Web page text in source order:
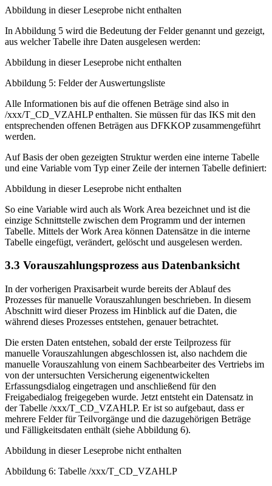
Abbildung in dieser Leseprobe nicht enthalten
In Abbildung 5 wird die Bedeutung der Felder genannt und gezeigt,
aus welcher Tabelle ihre Daten ausgelesen werden:
Abbildung in dieser Leseprobe nicht enthalten
Abbildung 5: Felder der Auswertungsliste
Alle Informationen bis auf die offenen Beträge sind also in
/xxx/T_CD_VZAHLP enthalten. Sie müssen für das IKS mit den
entsprechenden offenen Beträgen aus DFKKOP zusammengeführt
werden.
Auf Basis der oben gezeigten Struktur werden eine interne Tabelle
und eine Variable vom Typ einer Zeile der internen Tabelle definiert:
Abbildung in dieser Leseprobe nicht enthalten
So eine Variable wird auch als Work Area bezeichnet und ist die
einzige Schnittstelle zwischen dem Programm und der internen
Tabelle. Mittels der Work Area können Datensätze in die interne
Tabelle eingefügt, verändert, gelöscht und ausgelesen werden.
3.3 Vorauszahlungsprozess aus Datenbanksicht
In der vorherigen Praxisarbeit wurde bereits der Ablauf des
Prozesses für manuelle Vorauszahlungen beschrieben. In diesem
Abschnitt wird dieser Prozess im Hinblick auf die Daten, die
während dieses Prozesses entstehen, genauer betrachtet.
Die ersten Daten entstehen, sobald der erste Teilprozess für
manuelle Vorauszahlungen abgeschlossen ist, also nachdem die
manuelle Vorauszahlung von einem Sachbearbeiter des Vertriebs im
von der untersuchten Versicherung eigenentwickelten
Erfassungsdialog eingetragen und anschließend für den
Freigabedialog freigegeben wurde. Jetzt entsteht ein Datensatz in
der Tabelle /xxx/T_CD_VZAHLP. Er ist so aufgebaut, dass er
mehrere Felder für Teilvorgänge und die dazugehörigen Beträge
und Fälligkeitsdaten enthält (siehe Abbildung 6).
Abbildung in dieser Leseprobe nicht enthalten
Abbildung 6: Tabelle /xxx/T_CD_VZAHLP